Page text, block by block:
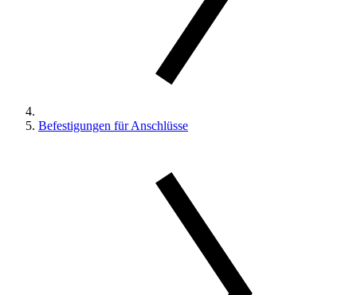
Befestigungen für Anschlüsse